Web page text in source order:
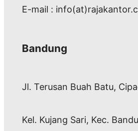
E-mail :
Bandung
Jl. Terusan Buah Batu,
Kel. Kujang Sari, Kec.